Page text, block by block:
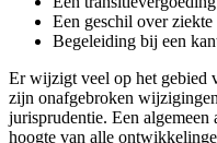
Een geschil over ziekte
Begeleiding bij een
Er wijzigt veel op het gebied
zijn onafgebroken
jurisprudentie. Een
hoogte van alle